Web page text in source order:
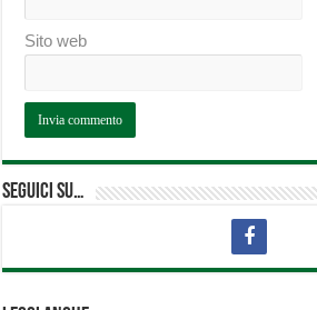
Sito web
Seguici su…